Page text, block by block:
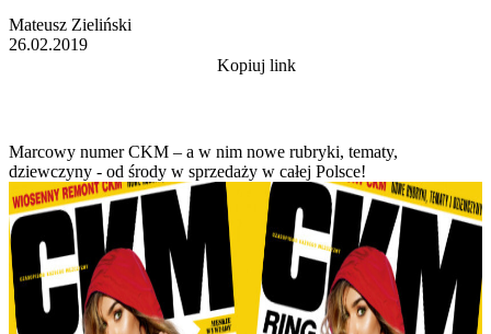
Mateusz Zieliński
26.02.2019
Kopiuj link
Marcowy numer CKM – a w nim nowe rubryki, tematy,
dziewczyny - od środy w sprzedaży w całej Polsce!